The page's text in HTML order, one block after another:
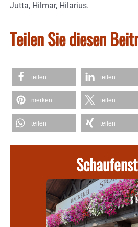
Jutta, Hilmar, Hilarius.
Teilen Sie diesen
teilen teilen
merken teilen
teilen teilen